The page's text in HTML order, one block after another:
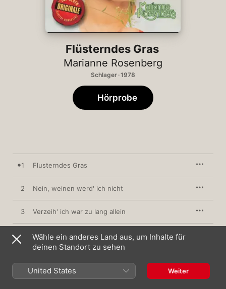
Flüsterndes Gras
Marianne Rosenberg
Schlager · 1978
Hörprobe
1 Flusterndes Gras
2 Nein, weinen werd' ich nicht
3 Verzeih' ich war zu lang allein
4 Cariblue
6
Andreas (Für einen Sommer hielten wir die
Wähle ein anderes Land aus, um Inhalte für
deinen Standort zu sehen
United States Weiter